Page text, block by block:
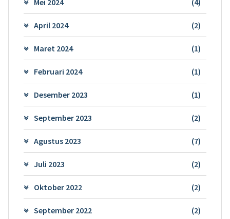
Mei 2024 (4)
April 2024 (2)
Maret 2024 (1)
Februari 2024 (1)
Desember 2023 (1)
September 2023 (2)
Agustus 2023 (7)
Juli 2023 (2)
Oktober 2022 (2)
September 2022 (2)